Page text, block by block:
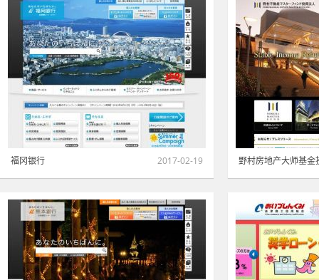
福冈银行 2017-02-19 野村房地产大师基金
金融·证券·保险|橙色 2083 金融·证券·保险|